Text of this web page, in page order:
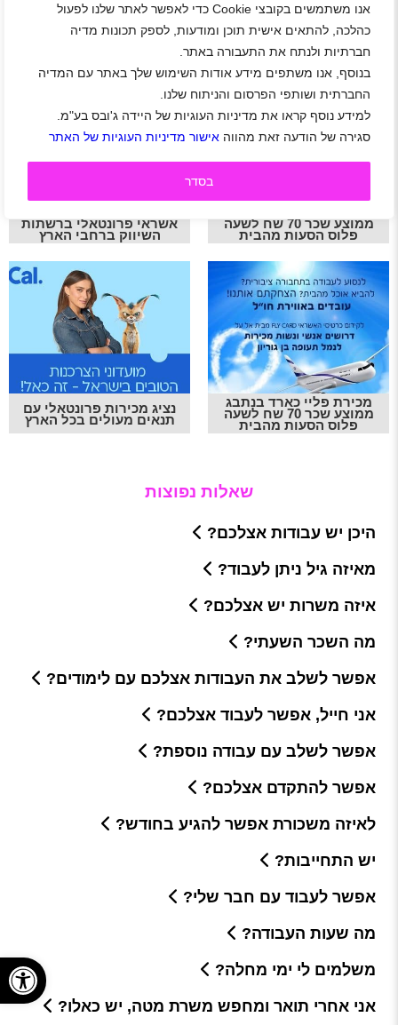
אנו משתמשים בקובצי Cookie כדי לאפשר לאתר שלנו לפעול
כהלכה, להתאים אישית תוכן ומודעות, לספק תכונות מדיה
חברתיות ולנתח את התעבורה באתר.
בנוסף, אנו משתפים מידע אודות השימוש שלך באתר עם המדיה
החברתית ושותפי הפרסום והניתוח שלנו.
למידע נוסף קראו את מדיניות העוגיות של היידה ג'ובס בע"מ.
סגירה של הודעה זאת מהווה אישור מדיניות העוגיות של האתר
בסדר
המשרה הכי שווה בנתבג
ממוצע שכר 70 שח לשעה עם
הסעות מהבית
רכז/ת גיוס מקצה לקצה
לחברה פרטית בתחום
המכירות בתל אביב
ממוצע שכר 70 שח לשעה
פלוס הסעות מהבית
אשראי פרונטאלי ברשתות
השיווק ברחבי הארץ
מכירת פליי כארד בנתבג
ממוצע שכר 70 שח לשעה
פלוס הסעות מהבית
נציג מכירות פרונטאלי עם
תנאים מעולים בכל הארץ
שאלות נפוצות
היכן יש עבודות אצלכם?
מאיזה גיל ניתן לעבוד?
איזה משרות יש אצלכם?
מה השכר השעתי?
אפשר לשלב את העבודות אצלכם עם לימודים?
אני חייל, אפשר לעבוד אצלכם?
אפשר לשלב עם עבודה נוספת?
אפשר להתקדם אצלכם?
לאיזה משכורת אפשר להגיע בחודש?
יש התחייבות?
אפשר לעבוד עם חבר שלי?
מה שעות העבודה?
משלמים לי ימי מחלה?
אני אחרי תואר ומחפש משרת מטה, יש כאלו?